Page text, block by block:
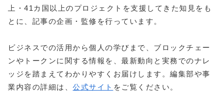
上・41カ国以上のプロジェクトを支援してきた知見をも
とに、記事の企画・監修を行っています。
ビジネスでの活用から個人の学びまで、ブロックチェー
ンやトークンに関する情報を、最新動向と実務でのナレ
ッジを踏まえてわかりやすくお届けします。編集部や事
業内容の詳細は、 公式サイト をご覧ください。